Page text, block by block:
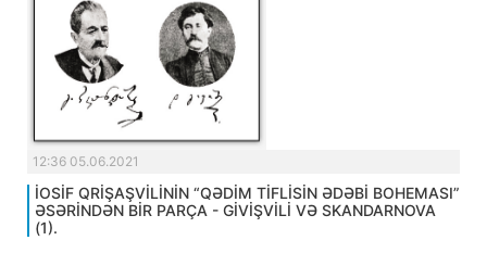
12:36 05.06.2021
İOSİF QRİŞAŞVİLİNİN “QƏDİM TİFLİSİN ƏDƏBİ BOHEMASI”
ƏSƏRİNDƏN BİR PARÇA - GİVİŞVİLİ VƏ SKANDARNOVA
(1).